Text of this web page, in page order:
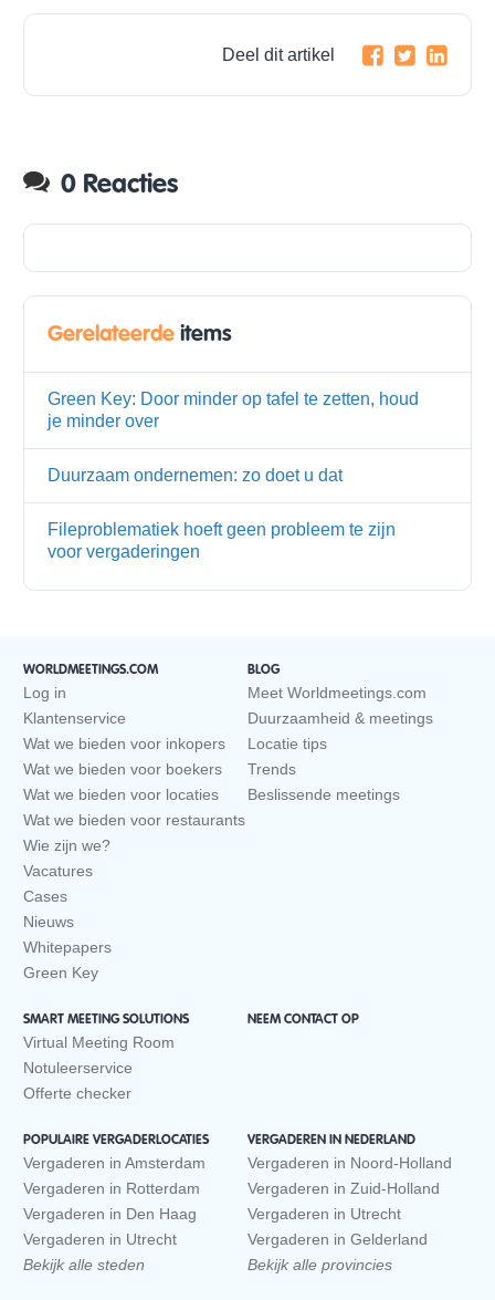
Deel dit artikel
0 Reacties
Gerelateerde items
Green Key: Door minder op tafel te zetten, houd
je minder over
Duurzaam ondernemen: zo doet u dat
Fileproblematiek hoeft geen probleem te zijn
voor vergaderingen
WORLDMEETINGS.COM
Log in
Klantenservice
Wat we bieden voor inkopers
Wat we bieden voor boekers
Wat we bieden voor locaties
Wat we bieden voor restaurants
Wie zijn we?
Vacatures
Cases
Nieuws
Whitepapers
Green Key
BLOG
Meet Worldmeetings.com
Duurzaamheid & meetings
Locatie tips
Trends
Beslissende meetings
SMART MEETING SOLUTIONS
Virtual Meeting Room
Notuleerservice
Offerte checker
NEEM CONTACT OP
POPULAIRE VERGADERLOCATIES
Vergaderen in Amsterdam
Vergaderen in Rotterdam
Vergaderen in Den Haag
Vergaderen in Utrecht
Bekijk alle steden
VERGADEREN IN NEDERLAND
Vergaderen in Noord-Holland
Vergaderen in Zuid-Holland
Vergaderen in Utrecht
Vergaderen in Gelderland
Bekijk alle provincies